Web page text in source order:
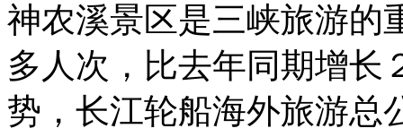
神农溪景区是三峡旅游的
多人次，比去年同期增长
势，长江轮船海外旅游总